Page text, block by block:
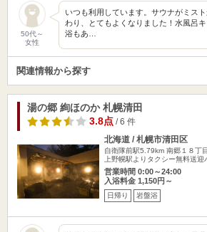
50代～
女性
いつも利用しています。サウナがミス
わり、とてもよくなりました！水風呂
浴もあ…
関連情報から探す
湯の郷 絢ほのか 札幌清田
3.8点/ 6 件
北海道 / 札幌市清田区
自衛隊前駅5.79km 南郷１８丁
上野幌駅よりタクシー無料送迎
営業時間 0:00～24:00
入浴料金 1,150円～
日帰り 岩盤浴